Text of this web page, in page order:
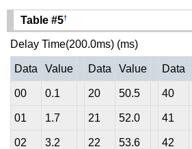
Table #5†
Delay Time(200.0ms) (ms)
Data Value Data Value Data
00 0.1 20 50.5 40
01 1.7 21 52.0 41
02 3.2 22 53.6 42